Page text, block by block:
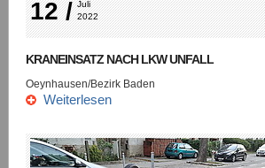
12 / Juli
2022
KRANEINSATZ NACH LKW UNFALL
Oeynhausen/Bezirk Baden
Weiterlesen